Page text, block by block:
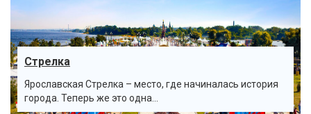
Стрелка
Ярославская Стрелка – место, где начиналась история
города. Теперь же это одна...